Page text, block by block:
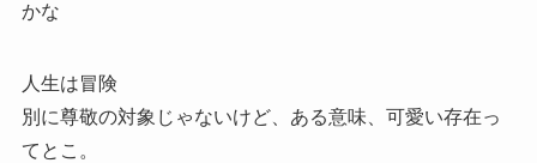
かな
人生は冒険
別に尊敬の対象じゃないけど、ある意味、可愛い存在っ
てとこ。